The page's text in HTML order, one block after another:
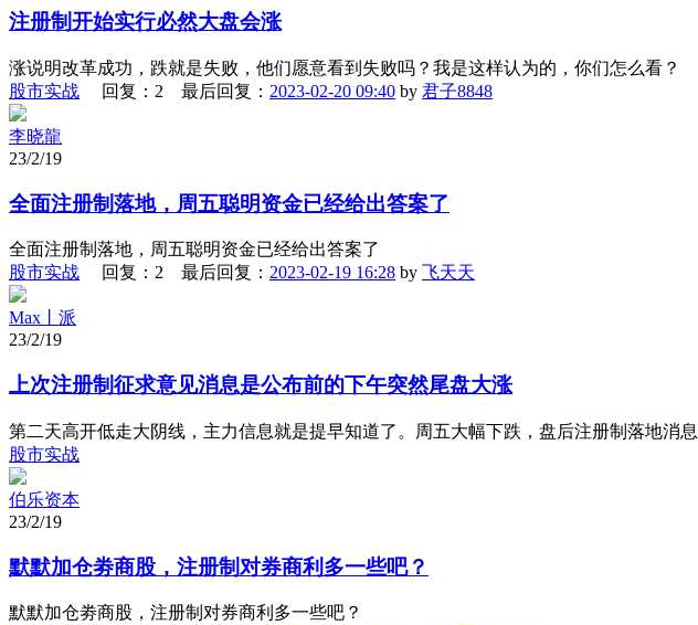
注册制开始实行必然大盘会涨
涨说明改革成功，跌就是失败，他们愿意看到失败吗？我是这样认为的，你们怎么看？
股市实战 回复：2 最后回复： 2023-02-20 09:40 by 君子8848
李晓龍
23/2/19
全面注册制落地，周五聪明资金已经给出答案了
全面注册制落地，周五聪明资金已经给出答案了
股市实战 回复：2 最后回复： 2023-02-19 16:28 by 飞天天
Max丨派
23/2/19
上次注册制征求意见消息是公布前的下午突然尾盘大涨
第二天高开低走大阴线，主力信息就是提早知道了。周五大幅下跌，盘后注册制落地
股市实战
伯乐资本
23/2/19
默默加仓劵商股，注册制对券商利多一些吧？
默默加仓劵商股，注册制对券商利多一些吧？